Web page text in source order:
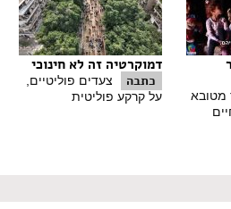
מטובא
דמוקרטיה זה לא חינוכי
כתבה
צעדים פוליטיים,
על קרקע פוליטית